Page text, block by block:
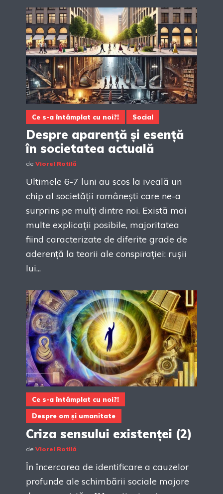
Ce s-a întâmplat cu noi?! Social
Despre aparență și esență
în societatea actuală
de Viorel Rotilă
Ultimele 6-7 luni au scos la iveală un
chip al societății românești care ne-a
surprins pe mulți dintre noi. Există mai
multe explicații posibile, majoritatea
fiind caracterizate de diferite grade de
aderență la teorii ale conspirației: rușii
lui...
Ce s-a întâmplat cu noi?!
Despre om și umanitate
Criza sensului existenței (2)
de Viorel Rotilă
În încercarea de identificare a cauzelor
profunde ale schimbării sociale majore